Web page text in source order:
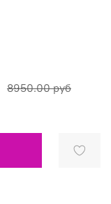
8950.00 руб